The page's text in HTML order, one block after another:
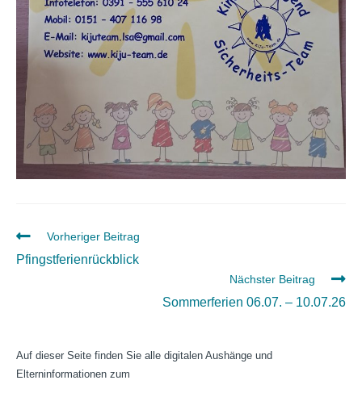
Weitere
ansehen
Vorheriger Beitrag
Pfingstferienrückblick
Nächster Beitrag
Sommerferien 06.07. – 10.07.26
Auf dieser Seite finden Sie alle digitalen Aushänge und
Elterninformationen zum